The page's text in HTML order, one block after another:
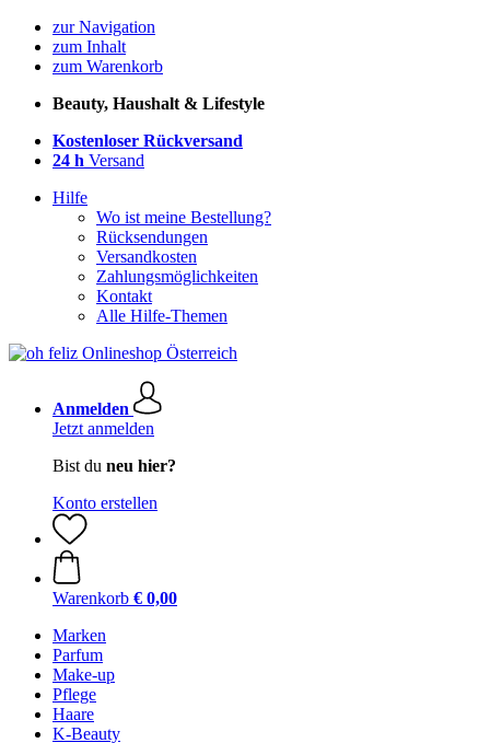
zur Navigation
zum Inhalt
zum Warenkorb
Beauty, Haushalt & Lifestyle
Kostenloser Rückversand
24 h Versand
Hilfe
Wo ist meine Bestellung?
Rücksendungen
Versandkosten
Zahlungsmöglichkeiten
Kontakt
Alle Hilfe-Themen
Anmelden
Jetzt anmelden
Bist du neu hier?
Konto erstellen
Warenkorb € 0,00
Marken
Parfum
Make-up
Pflege
Haare
K-Beauty